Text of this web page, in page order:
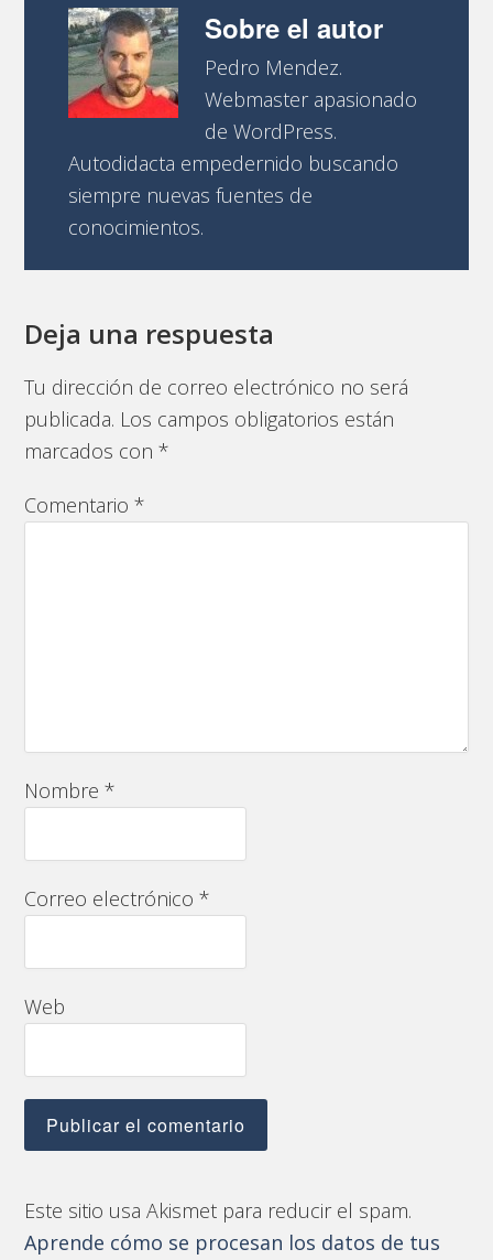
Sobre el autor
Pedro Mendez.
Webmaster apasionado
de WordPress.
Autodidacta empedernido buscando
siempre nuevas fuentes de
conocimientos.
Deja una respuesta
Tu dirección de correo electrónico no será
publicada. Los campos obligatorios están
marcados con*
Comentario*
Nombre*
Correo electrónico*
Web
Este sitio usa Akismet para reducir el spam.
Aprende cómo se procesan los datos de tus